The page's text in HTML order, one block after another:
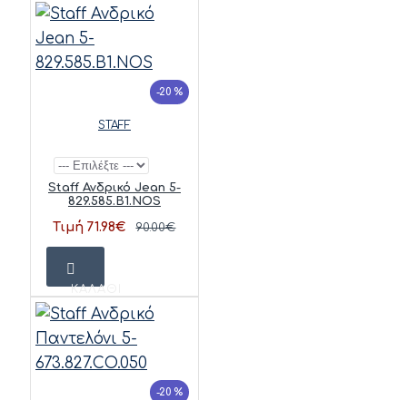
-20 %
STAFF
Staff Ανδρικό Jean 5-
829.585.B1.NOS
Τιμή 71.98€ 90.00€
ΚΑΛΆΘΙ
-20 %